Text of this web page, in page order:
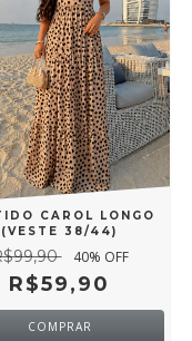
CAROL LONGO
(VESTE 38/44)
40% OFF
R$59,90
COMPRAR